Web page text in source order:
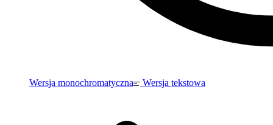
Wersja monochromatyczna Wersja tekstowa